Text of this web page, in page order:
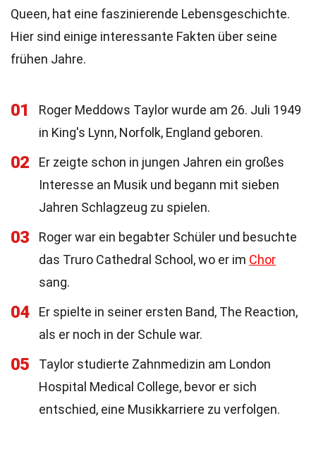
Queen, hat eine faszinierende Lebensgeschichte.
Hier sind einige interessante Fakten über seine
frühen Jahre.
01
Roger Meddows Taylor wurde am 26. Juli 1949
in King's Lynn, Norfolk, England geboren.
02
Er zeigte schon in jungen Jahren ein großes
Interesse an Musik und begann mit sieben
Jahren Schlagzeug zu spielen.
03
Roger war ein begabter Schüler und besuchte
das Truro Cathedral School, wo er im Chor
sang.
04
Er spielte in seiner ersten Band, The Reaction,
als er noch in der Schule war.
05
Taylor studierte Zahnmedizin am London
Hospital Medical College, bevor er sich
entschied, eine Musikkarriere zu verfolgen.